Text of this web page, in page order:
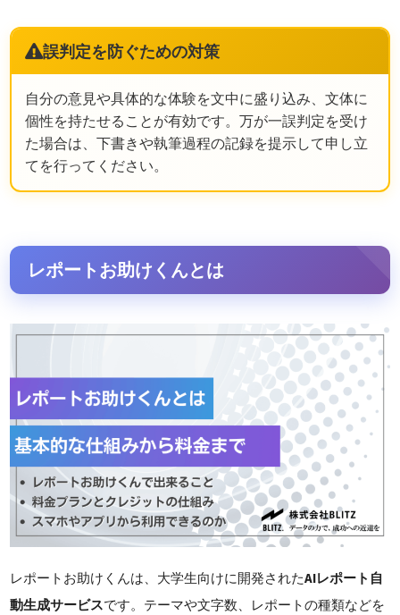
誤判定を防ぐための対策
自分の意見や具体的な体験を文中に盛り込み、文体に
個性を持たせることが有効です。万が一誤判定を受け
た場合は、下書きや執筆過程の記録を提示して申し立
てを行ってください。
レポートお助けくんとは
レポートお助けくんは、大学生向けに開発されたAIレポート自
動生成サービスです。テーマや文字数、レポートの種類などを